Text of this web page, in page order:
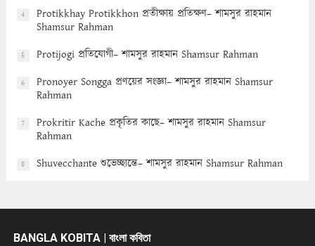
4
Protikkhay Protikkhon প্রতীক্ষায় প্রতিক্ষণ– শামসুর রাহমান
Shamsur Rahman
5 Protijogi প্রতিযোগী– শামসুর রাহমান Shamsur Rahman
6
Pronoyer Songga প্রণয়ের সংজ্ঞা– শামসুর রাহমান Shamsur
Rahman
7
Prokritir Kache প্রকৃতির কাছে– শামসুর রাহমান Shamsur
Rahman
8 Shuvecchante শুভেচ্ছান্তে– শামসুর রাহমান Shamsur Rahman
BANGLA KOBITA | বাংলা কবিতা